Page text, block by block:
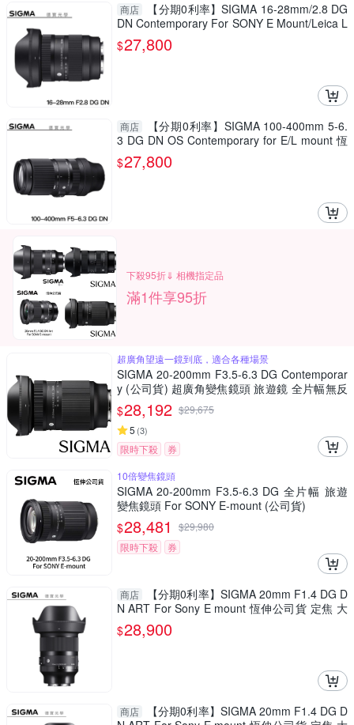
商店
【分期0利率】SIGMA 16-28mm/2.8 DG
DN Contemporary For SONY E Mount/Leica L
Mount 總代理恆伸公司貨 雲海季
$27,800
商店
【分期0利率】SIGMA 100-400mm 5-6.
3 DG DN OS Contemporary for E/L mount 恆
伸公司貨 飛羽 追星 棒球 必備
$27,800
下殺95折⇓ 相機指定品
滿1件享95折
超廣角望遠一鏡到底，適合各種場景
SIGMA 20-200mm F3.5-6.3 DG Contemporar
y (公司貨) 超廣角變焦鏡頭 旅遊鏡 全片幅無反
微單眼鏡頭
$28,192 $29,675
5 (3)
限時下殺
券
10倍變焦鏡頭
SIGMA 20-200mm F3.5-6.3 DG 全片幅 旅遊
變焦鏡頭 For SONY E-mount (公司貨)
$28,481 $29,980
限時下殺
券
商店
【分期0利率】SIGMA 20mm F1.4 DG D
N ART For Sony E mount 恆伸公司貨 定焦 大
光圈 風景 德寶光學
$28,900
商店
【分期0利率】SIGMA 20mm F1.4 DG D